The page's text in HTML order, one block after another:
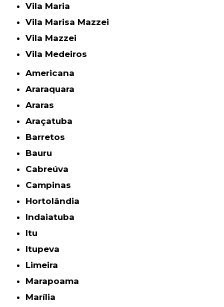
Vila Maria
Vila Marisa Mazzei
Vila Mazzei
Vila Medeiros
Americana
Araraquara
Araras
Araçatuba
Barretos
Bauru
Cabreúva
Campinas
Hortolândia
Indaiatuba
Itu
Itupeva
Limeira
Marapoama
Marília